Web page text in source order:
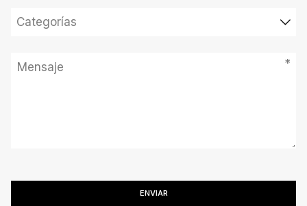
Categorías
*
ENVIAR